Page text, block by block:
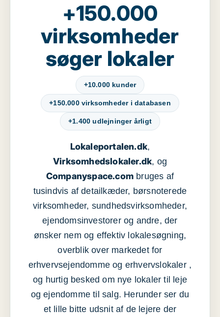
+150.000
virksomheder
søger lokaler
+10.000 kunder
+150.000 virksomheder i databasen
+1.400 udlejninger årligt
Lokaleportalen.dk,
Virksomhedslokaler.dk, og
Companyspace.com bruges af
tusindvis af detailkæder, børsnoterede
virksomheder, sundhedsvirksomheder,
ejendomsinvestorer og andre, der
ønsker nem og effektiv lokalesøgning,
overblik over markedet for
erhvervsejendomme og erhvervslokaler ,
og hurtig besked om nye lokaler til leje
og ejendomme til salg. Herunder ser du
et lille bitte udsnit af de lejere der